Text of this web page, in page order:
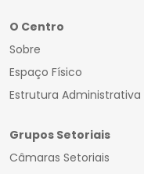
O Centro
Sobre
Espaço Físico
Estrutura Administrativa
Grupos Setoriais
Câmaras Setoriais